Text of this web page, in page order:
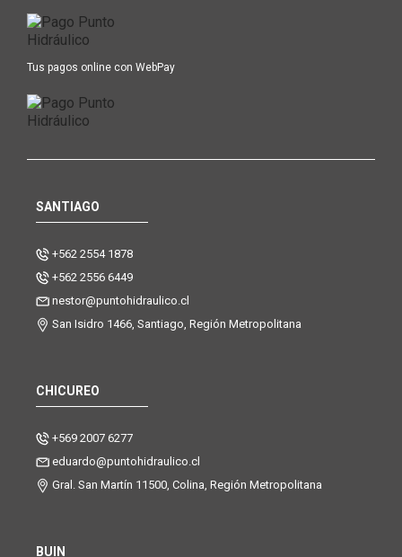
Tus pagos online con WebPay
SANTIAGO
+562 2554 1878
+562 2556 6449
nestor@puntohidraulico.cl
San Isidro 1466, Santiago, Región Metropolitana
CHICUREO
+569 2007 6277
eduardo@puntohidraulico.cl
Gral. San Martín 11500, Colina, Región Metropolitana
BUIN